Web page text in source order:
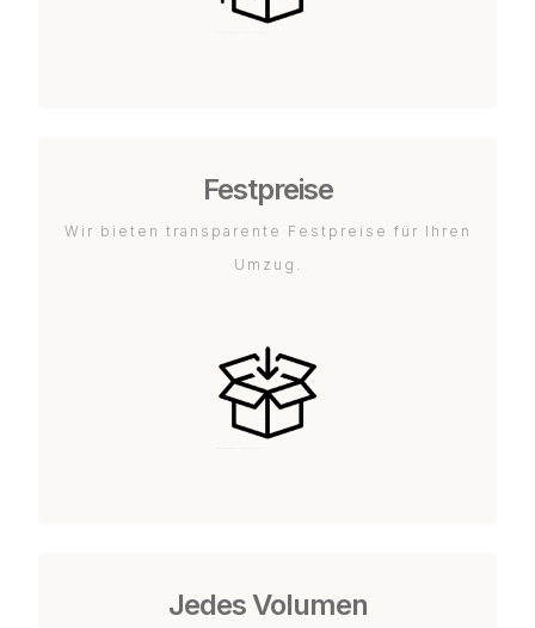
Festpreise
Wir bieten transparente Festpreise für Ihren
Umzug.
Jedes Volumen